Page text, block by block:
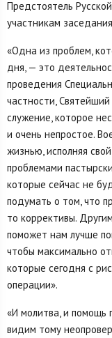
Предстоятель
участникам
«Одна из проблем,
дня, — это
проведения
частности,
служение, которое
и очень непростое.
жизнью, исполняя
проблемами
которые сейчас не
подумать о том, что
то коррективы.
поможет нам лучше
чтобы максимально
которые сегодня с
операции».
«И молитва, и
видим тому